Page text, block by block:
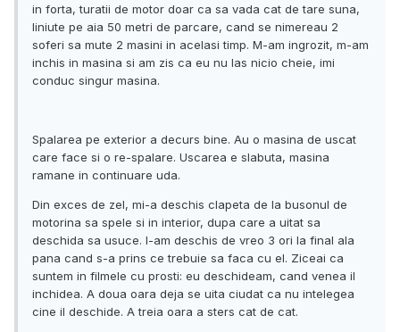
in forta, turatii de motor doar ca sa vada cat de tare suna,
liniute pe aia 50 metri de parcare, cand se nimereau 2
soferi sa mute 2 masini in acelasi timp. M-am ingrozit, m-am
inchis in masina si am zis ca eu nu las nicio cheie, imi
conduc singur masina.
Spalarea pe exterior a decurs bine. Au o masina de uscat
care face si o re-spalare. Uscarea e slabuta, masina
ramane in continuare uda.
Din exces de zel, mi-a deschis clapeta de la busonul de
motorina sa spele si in interior, dupa care a uitat sa
deschida sa usuce. I-am deschis de vreo 3 ori la final ala
pana cand s-a prins ce trebuie sa faca cu el. Ziceai ca
suntem in filmele cu prosti: eu deschideam, cand venea il
inchidea. A doua oara deja se uita ciudat ca nu intelegea
cine il deschide. A treia oara a sters cat de cat.